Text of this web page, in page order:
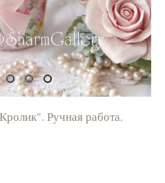
Ручная работа.